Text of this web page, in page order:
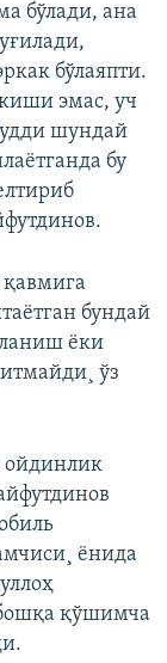
бўлади, ана
бўлаяпти.
эмас, уч
шундай
бу
бундай
ëки
ўз
ойдинлик
ëнида
қўшимча